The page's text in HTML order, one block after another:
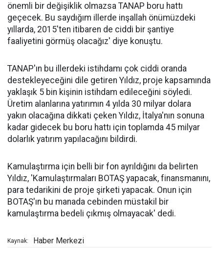
önemli bir değişiklik olmazsa TANAP boru hattı
geçecek. Bu saydığım illerde inşallah önümüzdeki
yıllarda, 2015'ten itibaren de ciddi bir şantiye
faaliyetini görmüş olacağız' diye konuştu.
TANAP'ın bu illerdeki istihdamı çok ciddi oranda
destekleyeceğini dile getiren Yıldız, proje kapsamında
yaklaşık 5 bin kişinin istihdam edileceğini söyledi.
Üretim alanlarına yatırımın 4 yılda 30 milyar dolara
yakın olacağına dikkati çeken Yıldız, İtalya'nın sonuna
kadar gidecek bu boru hattı için toplamda 45 milyar
dolarlık yatırım yapılacağını bildirdi.
Kamulaştırma için belli bir fon ayrıldığını da belirten
Yıldız, 'Kamulaştırmaları BOTAŞ yapacak, finansmanını,
para tedarikini de proje şirketi yapacak. Onun için
BOTAŞ'ın bu manada cebinden müstakil bir
kamulaştırma bedeli çıkmış olmayacak' dedi.
Kaynak: Haber Merkezi